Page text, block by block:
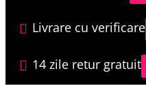
Livrare cu verificare
14 zile retur gratuit